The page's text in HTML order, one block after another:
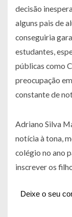
decisão
alguns pais de
conseguiria
estudantes,
públicas como
preocupação
constante de
Adriano Silva
notícia à tona,
colégio no ano
inscrever os
Deixe o seu